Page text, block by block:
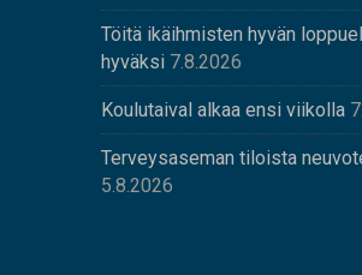
Töitä ikäihmisten hyvän
hyväksi 7.8.2026
Koulutaival alkaa ensi viikolla
Terveysaseman tiloista
5.8.2026